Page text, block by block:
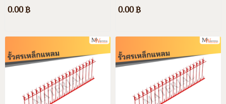
ความยาว 200 ซม. ความสูง
30 ซม. สีขาว สีดำ สีอื่นๆ
0.00 ฿ ความยาว 200 ซม. ความสูง
60 ซม. สีขาว สีดำ สีอื่นๆ
0.00 ฿